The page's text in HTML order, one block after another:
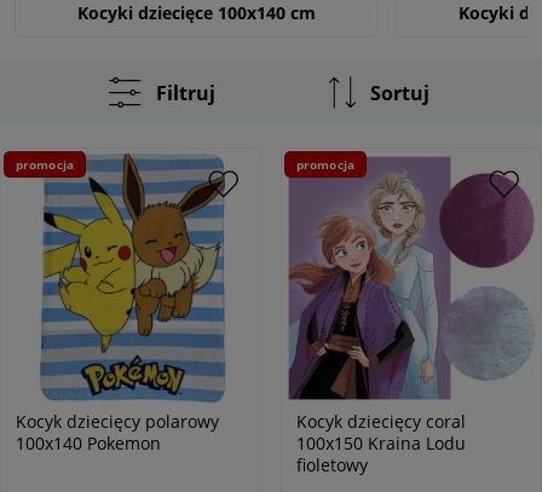
Kocyki dziecięce 100x140 cm Kocyki
Filtruj Sortuj
Kocyk dziecięcy polarowy
100x140 Pokemon
promocja
Kocyk dziecięcy coral
100x150 Kraina Lodu
fioletowy
promocja